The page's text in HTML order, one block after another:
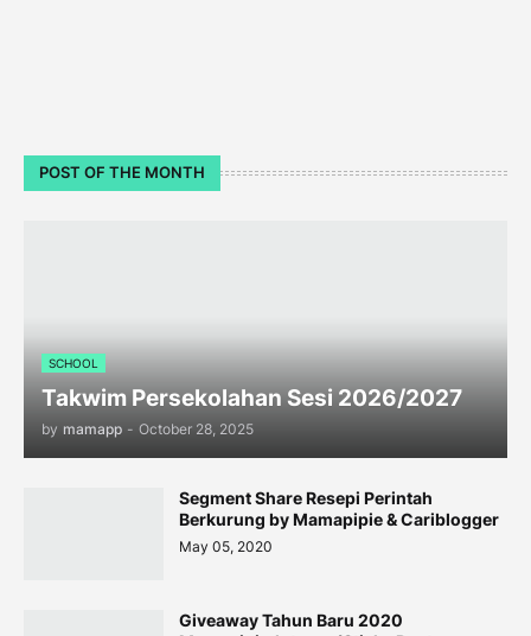
POST OF THE MONTH
SCHOOL
Takwim Persekolahan Sesi 2026/2027
by mamapp - October 28, 2025
Segment Share Resepi Perintah
Berkurung by Mamapipie & Cariblogger
May 05, 2020
Giveaway Tahun Baru 2020